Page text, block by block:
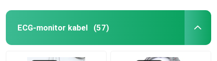
ECG-monitor kabel (57)